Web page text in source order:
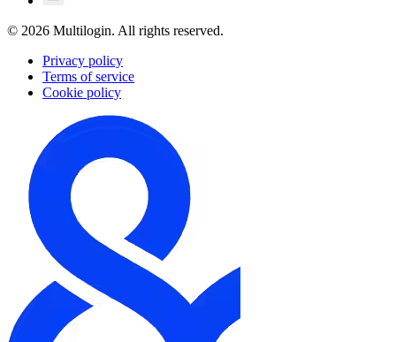
© 2026 Multilogin. All rights reserved.
Privacy policy
Terms of service
Cookie policy